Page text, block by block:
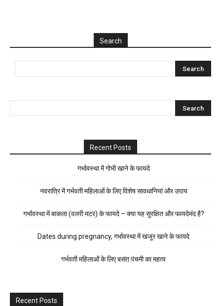
Search
Recent Posts
गर्भावस्था में गोभी खाने के फायदे
नवरात्रि में गर्भवती महिलाओं के लिए विशेष सावधानियां और उपाय
गर्भावस्था में बाकला (वलरी मटर) के फायदे – क्या यह सुरक्षित और फायदेमंद है?
Dates during pregnancy, गर्भावस्था में खजूर खाने के फायदे
गर्भवती महिलाओं के लिए बसंत पंचमी का महत्व
Recent Posts